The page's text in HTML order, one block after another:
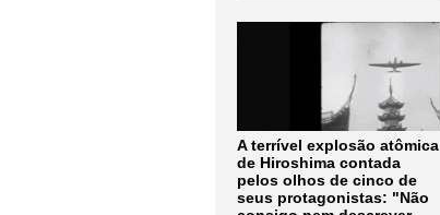
A terrível explosão atômica
de Hiroshima contada
pelos olhos de cinco de
seus protagonistas: "Não